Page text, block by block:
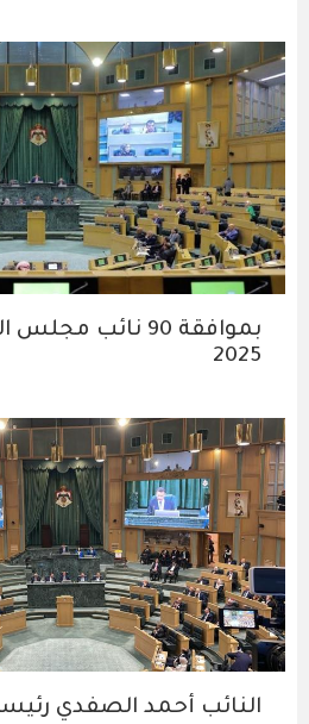
بموافقة 90 نائب
2025
النائب أحمد الصفدي